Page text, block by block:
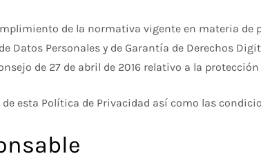
de la normativa vigente en materia de
Datos Personales y de Garantía de Derechos
de 27 de abril de 2016 relativo a la
esta Política de Privacidad así como las